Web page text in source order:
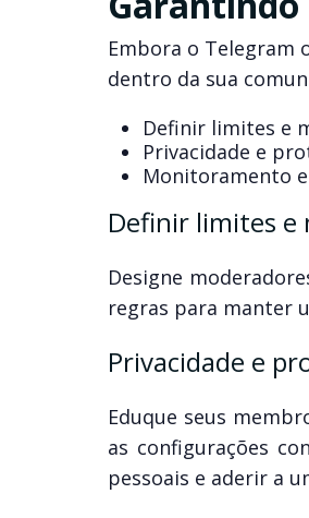
Embora o Telegram
dentro da sua
Definir limites e
Privacidade e
Monitoramento
Definir limites e
Designe
regras para manter
Privacidade e
Eduque seus
as configurações
pessoais e aderir a